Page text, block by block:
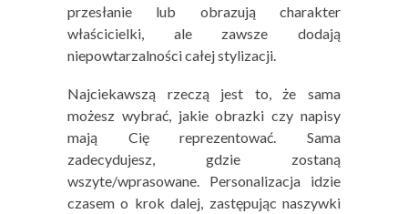
przesłanie lub obrazują charakter
właścicielki, ale zawsze dodają
niepowtarzalności całej stylizacji.
Najciekawszą rzeczą jest to, że sama
możesz wybrać, jakie obrazki czy napisy
mają Cię reprezentować. Sama
zadecydujesz, gdzie zostaną
wszyte/wprasowane. Personalizacja idzie
czasem o krok dalej, zastępując naszywki